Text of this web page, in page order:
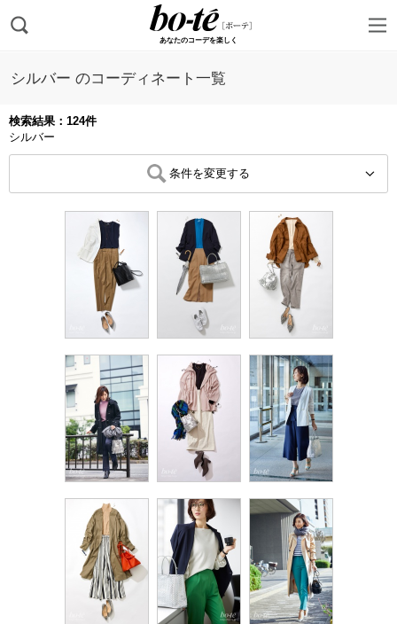
あなたのコーデを楽しく
シルバー のコーディネート一覧
検索結果：124件
シルバー
条件を変更する